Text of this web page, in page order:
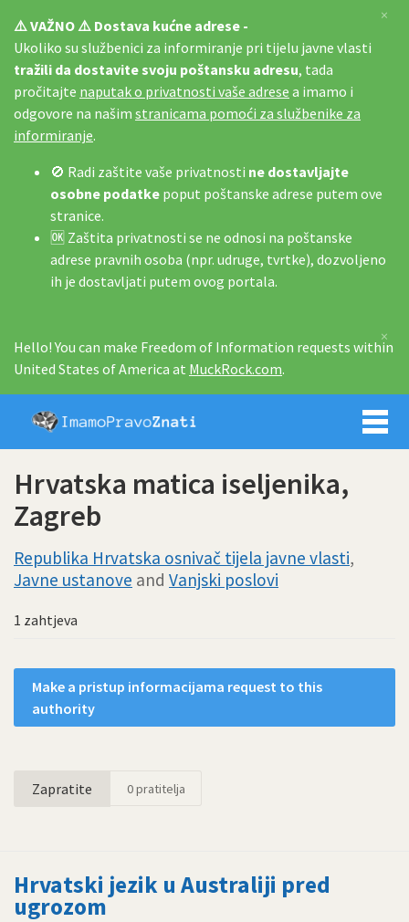
⚠️ VAŽNO ⚠️ Dostava kućne adrese -
Ukoliko su službenici za informiranje pri tijelu javne vlasti
tražili da dostavite svoju poštansku adresu, tada
pročitajte naputak o privatnosti vaše adrese a imamo i
odgovore na našim stranicama pomoći za službenike za
informiranje.
🚫 Radi zaštite vaše privatnosti ne dostavljajte
osobne podatke poput poštanske adrese putem ove
stranice.
🆗 Zaštita privatnosti se ne odnosi na poštanske
adrese pravnih osoba (npr. udruge, tvrtke), dozvoljeno
ih je dostavljati putem ovog portala.
×
Hello! You can make Freedom of Information requests within
United States of America at MuckRock.com.
×
Imamo
Hrvatska matica iseljenika,
Zagreb
Republika Hrvatska osnivač tijela javne vlasti,
Javne ustanove and Vanjski poslovi
1 zahtjeva
Make a pristup informacijama request to this
authority
Zapratite 0pratitelja
Hrvatski jezik u Australiji pred
ugrozom